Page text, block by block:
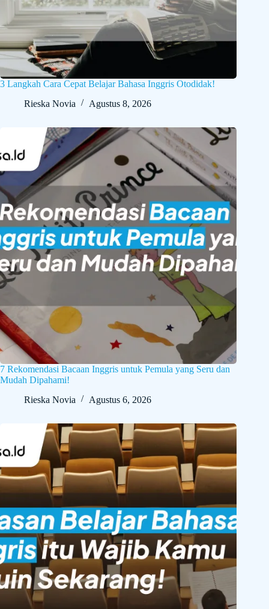
3 Langkah Cara Cepat Belajar Bahasa Inggris Otodidak!
Rieska Novia
Agustus 8, 2026
7 Rekomendasi Bacaan Inggris untuk Pemula yang Seru dan
Mudah Dipahami!
Rieska Novia
Agustus 6, 2026